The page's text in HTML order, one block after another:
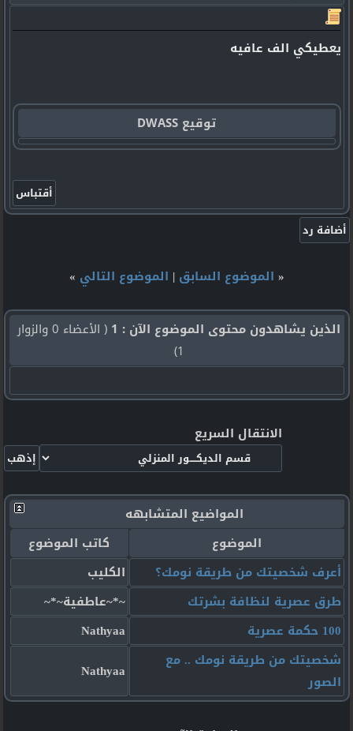
يعطيكي الف عافيه
توقيع DWASS
« الموضوع السابق | الموضوع التالي »
الذين يشاهدون محتوى الموضوع الآن : 1
( الأعضاء 0 والزوار
1)
الانتقال السريع
المواضيع المتشابهه
الموضوع
كاتب الموضوع
أعرف شخصيتك من طريقة نومك؟
الكليب
طرق عصرية لنظافة بشرتك
~*~عاطفية~*~
100 حكمة عصرية
Nathyaa
شخصيتك من طريقة نومك .. مع
الصور
Nathyaa